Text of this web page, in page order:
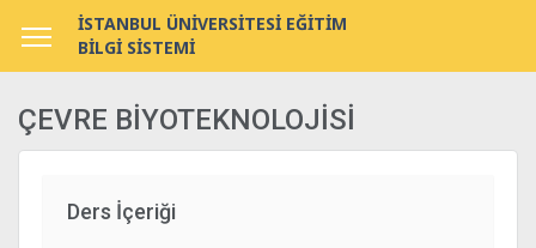
İSTANBUL ÜNİVERSİTESİ EĞİTİM
BİLGİ SİSTEMİ
ÇEVRE BİYOTEKNOLOJİSİ
Ders İçeriği